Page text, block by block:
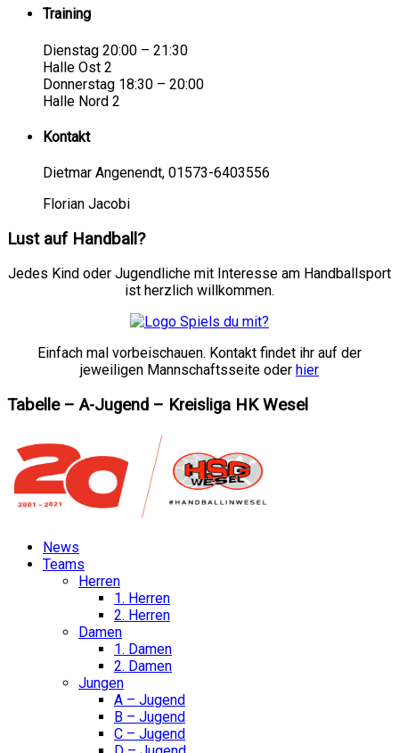
Training
Dienstag 20:00 – 21:30
Halle Ost 2
Donnerstag 18:30 – 20:00
Halle Nord 2
Kontakt
Dietmar Angenendt, 01573-6403556
Florian Jacobi
Lust auf Handball?
Jedes Kind oder Jugendliche mit Interesse am Handballsport
ist herzlich willkommen.
Einfach mal vorbeischauen. Kontakt findet ihr auf der
jeweiligen Mannschaftsseite oder hier
Tabelle – A-Jugend – Kreisliga HK Wesel
News
Teams
Herren
1. Herren
2. Herren
Damen
1. Damen
2. Damen
Jungen
A – Jugend
B – Jugend
C – Jugend